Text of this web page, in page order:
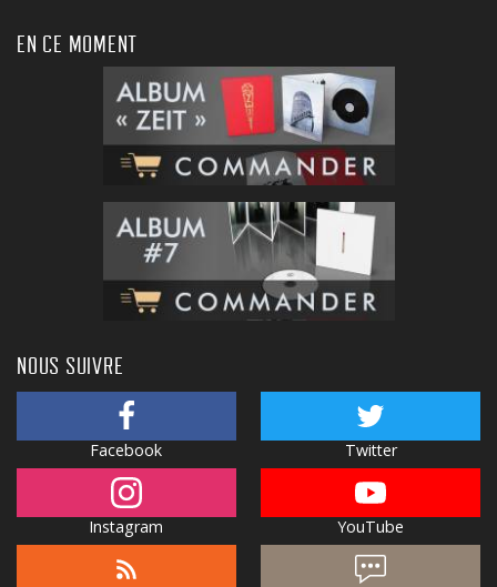
EN CE MOMENT
NOUS SUIVRE
Facebook Twitter
Instagram YouTube